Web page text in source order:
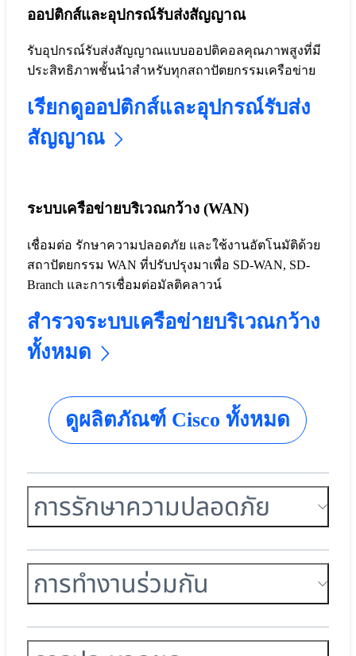
ออปติกส์และอุปกรณ์รับส่งสัญญาณ
รับอุปกรณ์รับส่งสัญญาณแบบออปติคอลคุณภาพสูงที่มี
ประสิทธิภาพชั้นนำสำหรับทุกสถาปัตยกรรมเครือข่าย
เรียกดูออปติกส์และอุปกรณ์รับส่ง
สัญญาณ
ระบบเครือข่ายบริเวณกว้าง (WAN)
เชื่อมต่อ รักษาความปลอดภัย และใช้งานอัตโนมัติด้วย
สถาปัตยกรรม WAN ที่ปรับปรุงมาเพื่อ SD-WAN, SD-
Branch และการเชื่อมต่อมัลติคลาวน์
สำรวจระบบเครือข่ายบริเวณกว้าง
ทั้งหมด
ดูผลิตภัณฑ์ Cisco ทั้งหมด
การรักษาความปลอดภัย
การทำงานร่วมกัน